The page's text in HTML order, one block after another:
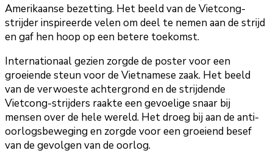
Amerikaanse bezetting. Het beeld van de Vietcong-
strijder inspireerde velen om deel te nemen aan de strijd
en gaf hen hoop op een betere toekomst.
Internationaal gezien zorgde de poster voor een
groeiende steun voor de Vietnamese zaak. Het beeld
van de verwoeste achtergrond en de strijdende
Vietcong-strijders raakte een gevoelige snaar bij
mensen over de hele wereld. Het droeg bij aan de anti-
oorlogsbeweging en zorgde voor een groeiend besef
van de gevolgen van de oorlog.